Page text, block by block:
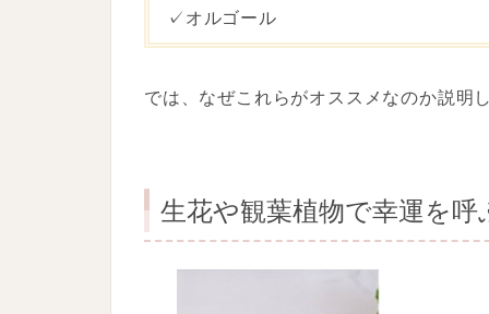
✓オルゴール
では、なぜこれらがオススメなのか説明
生花や観葉植物で幸運を呼